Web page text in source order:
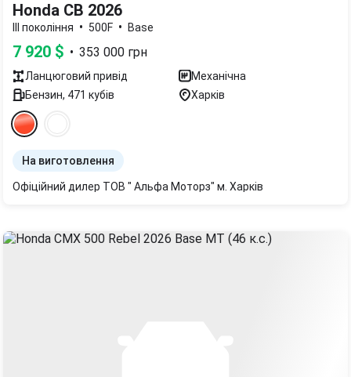
Honda CB 2026
III покоління • 500F • Base
7 920 $ • 353 000 грн
Ланцюговий привід
Механічна
Бензин, 471 кубів Харків
На виготовлення
Офіційний дилер ТОВ " Альфа Моторз" м. Харків